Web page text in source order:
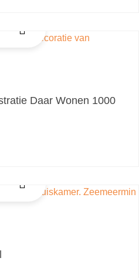
Daar Wonen 1000